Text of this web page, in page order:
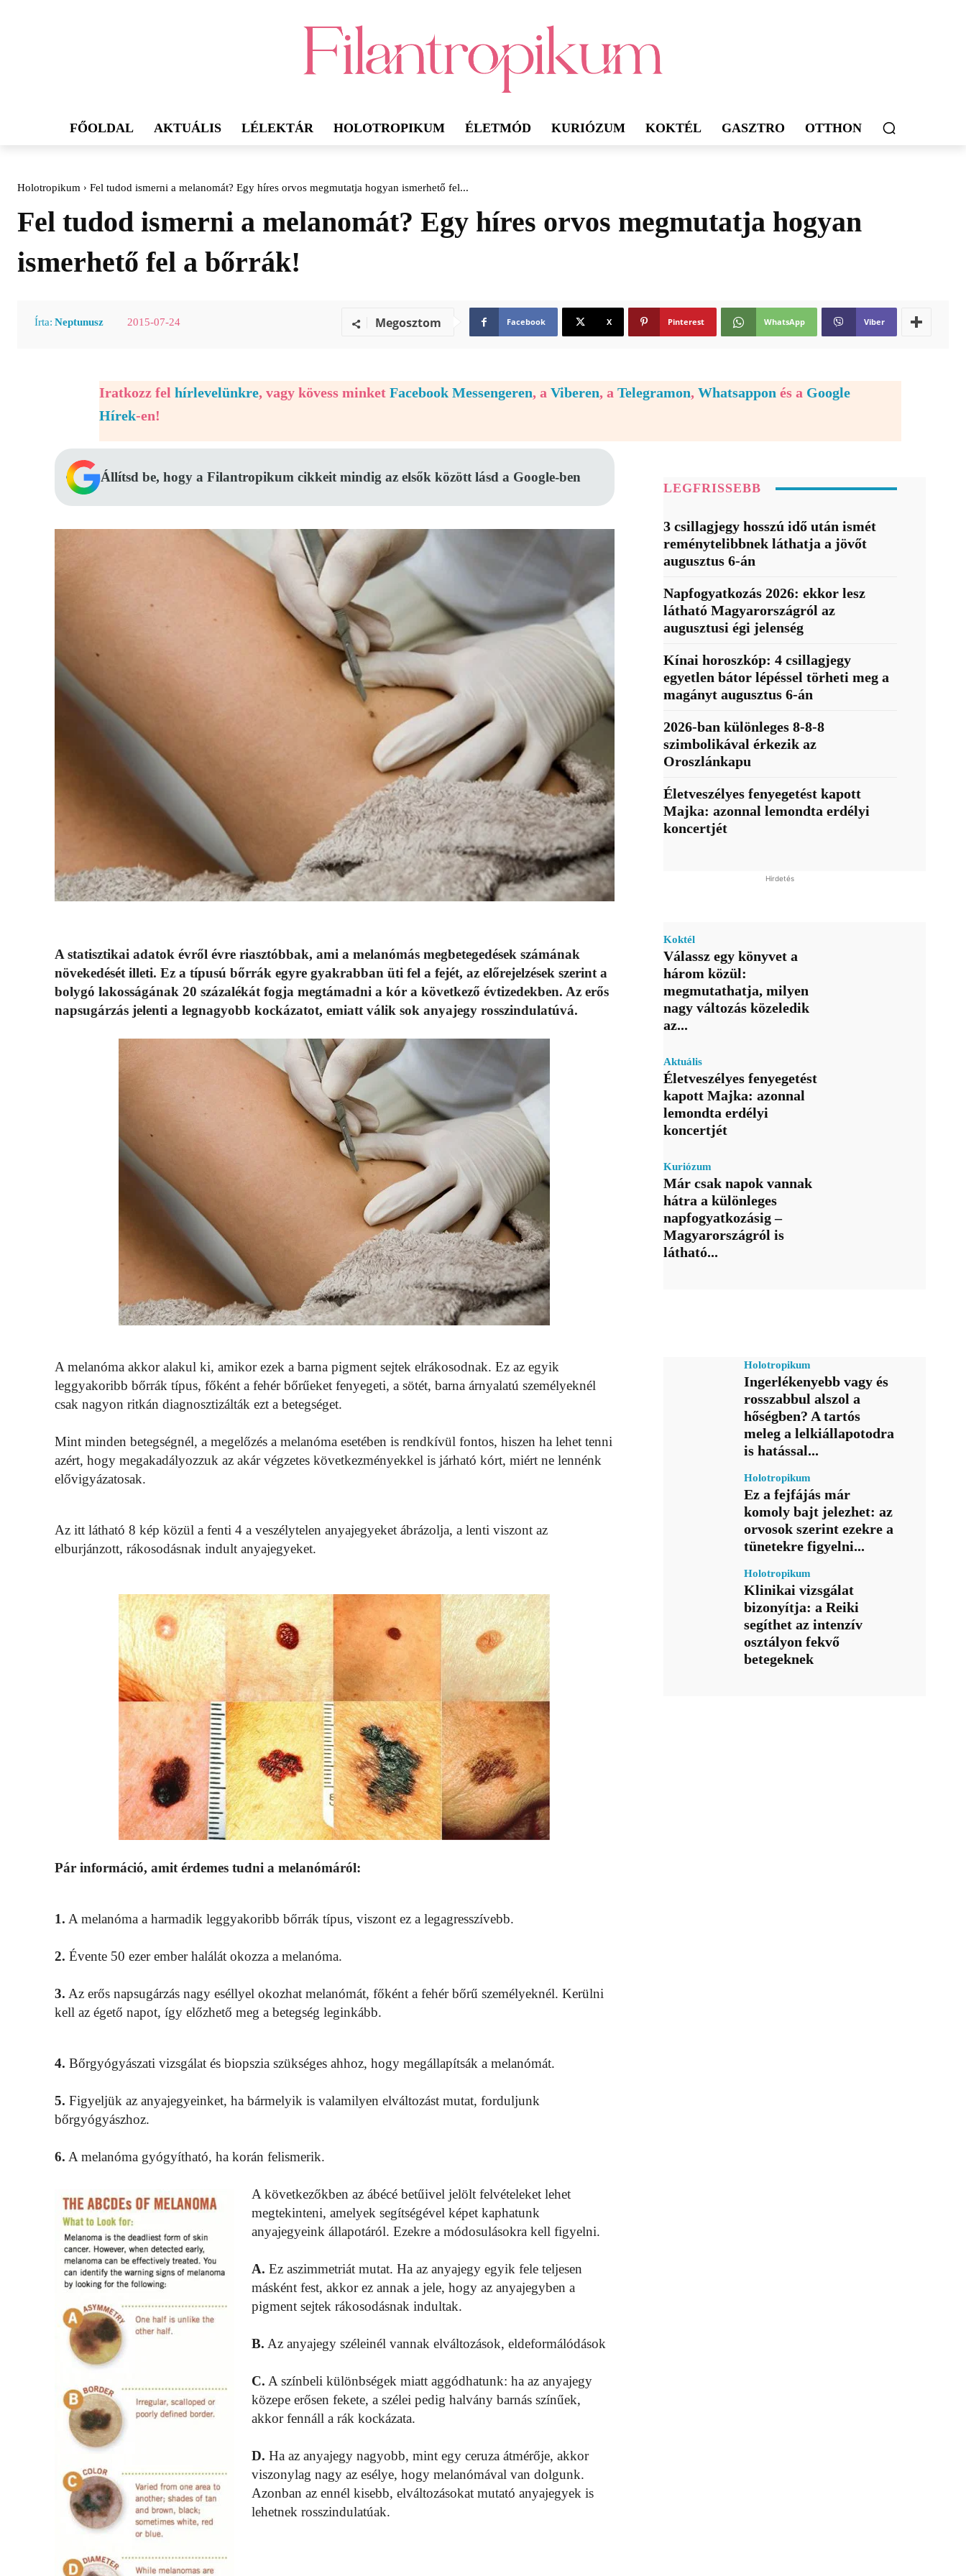
FŐOLDAL AKTUÁLIS LÉLEKTÁR HOLOTROPIKUM ÉLETMÓD KURIÓZUM KOKTÉL GASZTRO OTTHON
Holotropikum Fel tudod ismerni a melanomát? Egy híres orvos megmutatja hogyan ismerhető fel...
Fel tudod ismerni a melanomát? Egy híres orvos megmutatja hogyan
ismerhető fel a bőrrák!
Írta: Neptunusz 2015-07-24 Megosztom Facebook X Pinterest WhatsApp Viber
Iratkozz fel hírlevelünkre, vagy kövess minket Facebook Messengeren, a Viberen, a Telegramon, Whatsappon és a Google
Hírek-en!
Állítsd be, hogy a Filantropikum cikkeit mindig az elsők között lásd a Google-ben
A statisztikai adatok évről évre riasztóbbak, ami a melanómás megbetegedések számának
növekedését illeti. Ez a típusú bőrrák egyre gyakrabban üti fel a fejét, az előrejelzések szerint a
bolygó lakosságának 20 százalékát fogja megtámadni a kór a következő évtizedekben. Az erős
napsugárzás jelenti a legnagyobb kockázatot, emiatt válik sok anyajegy rosszindulatúvá.
A melanóma akkor alakul ki, amikor ezek a barna pigment sejtek elrákosodnak. Ez az egyik
leggyakoribb bőrrák típus, főként a fehér bőrűeket fenyegeti, a sötét, barna árnyalatú személyeknél
csak nagyon ritkán diagnosztizálták ezt a betegséget.
Mint minden betegségnél, a megelőzés a melanóma esetében is rendkívül fontos, hiszen ha lehet tenni
azért, hogy megakadályozzuk az akár végzetes következményekkel is járható kórt, miért ne lennénk
elővigyázatosak.
Az itt látható 8 kép közül a fenti 4 a veszélytelen anyajegyeket ábrázolja, a lenti viszont az
elburjánzott, rákosodásnak indult anyajegyeket.
Pár információ, amit érdemes tudni a melanómáról:
1. A melanóma a harmadik leggyakoribb bőrrák típus, viszont ez a legagresszívebb.
2. Évente 50 ezer ember halálát okozza a melanóma.
3. Az erős napsugárzás nagy eséllyel okozhat melanómát, főként a fehér bőrű személyeknél. Kerülni
kell az égető napot, így előzhető meg a betegség leginkább.
4. Bőrgyógyászati vizsgálat és biopszia szükséges ahhoz, hogy megállapítsák a melanómát.
5. Figyeljük az anyajegyeinket, ha bármelyik is valamilyen elváltozást mutat, forduljunk
bőrgyógyászhoz.
6. A melanóma gyógyítható, ha korán felismerik.
A következőkben az ábécé betűivel jelölt felvételeket lehet
megtekinteni, amelyek segítségével képet kaphatunk
anyajegyeink állapotáról. Ezekre a módosulásokra kell figyelni.
A. Ez aszimmetriát mutat. Ha az anyajegy egyik fele teljesen
másként fest, akkor ez annak a jele, hogy az anyajegyben a
pigment sejtek rákosodásnak indultak.
B. Az anyajegy széleinél vannak elváltozások, eldeformálódások
C. A színbeli különbségek miatt aggódhatunk: ha az anyajegy
közepe erősen fekete, a szélei pedig halvány barnás színűek,
akkor fennáll a rák kockázata.
D. Ha az anyajegy nagyobb, mint egy ceruza átmérője, akkor
viszonylag nagy az esélye, hogy melanómával van dolgunk.
Azonban az ennél kisebb, elváltozásokat mutató anyajegyek is
lehetnek rosszindulatúak.
LEGFRISSEBB
3 csillagjegy hosszú idő után ismét
reménytelibbnek láthatja a jövőt
augusztus 6-án
Napfogyatkozás 2026: ekkor lesz
látható Magyarországról az
augusztusi égi jelenség
Kínai horoszkóp: 4 csillagjegy
egyetlen bátor lépéssel törheti meg a
magányt augusztus 6-án
2026-ban különleges 8-8-8
szimbolikával érkezik az
Oroszlánkapu
Életveszélyes fenyegetést kapott
Majka: azonnal lemondta erdélyi
koncertjét
Hirdetés
Koktél
Válassz egy könyvet a
három közül:
megmutathatja, milyen
nagy változás közeledik
az...
Aktuális
Életveszélyes fenyegetést
kapott Majka: azonnal
lemondta erdélyi
koncertjét
Kuriózum
Már csak napok vannak
hátra a különleges
napfogyatkozásig –
Magyarországról is
látható...
Holotropikum
Ingerlékenyebb vagy és
rosszabbul alszol a
hőségben? A tartós
meleg a lelkiállapotodra
is hatással...
Holotropikum
Ez a fejfájás már
komoly bajt jelezhet: az
orvosok szerint ezekre a
tünetekre figyelni...
Holotropikum
Klinikai vizsgálat
bizonyítja: a Reiki
segíthet az intenzív
osztályon fekvő
betegeknek